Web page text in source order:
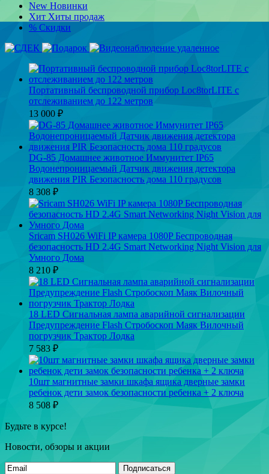
New Новинки
Хит Хиты продаж
% Скидки
Портативный беспроводной прибор Loc8torLITE с
отслеживанием до 122 метров
13 000 ₽
DG-85 Домашнее животное Иммунитет IP65
Водонепроницаемый Датчик движения детектора
движения PIR Безопасность дома 110 градусов
8 308 ₽
Sricam SH026 WiFi IP камера 1080P Беспроводная
безопасность HD 2.4G Smart Networking Night Vision для
Умного Дома
8 210 ₽
18 LED Сигнальная лампа аварийной сигнализации
Предупреждение Flash Стробоскоп Маяк Вилочный
погрузчик Трактор Лодка
7 583 ₽
10шт магнитные замки шкафа ящика дверные замки
ребенок дети замок безопасности ребенка + 2 ключа
8 508 ₽
Будьте в курсе!
Новости, обзоры и акции
Подписаться